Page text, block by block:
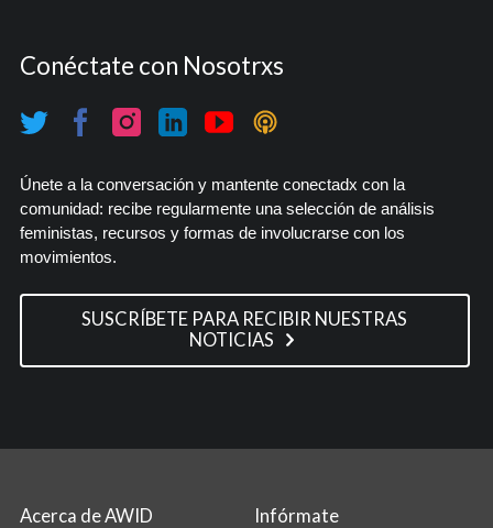
Conéctate con Nosotrxs
Únete a la conversación y mantente conectadx con la
comunidad: recibe regularmente una selección de análisis
feministas, recursos y formas de involucrarse con los
movimientos.
SUSCRÍBETE PARA RECIBIR NUESTRAS
NOTICIAS
Acerca de AWID Infórmate